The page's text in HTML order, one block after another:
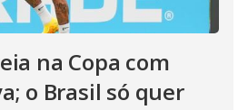
na Copa com
o Brasil só quer